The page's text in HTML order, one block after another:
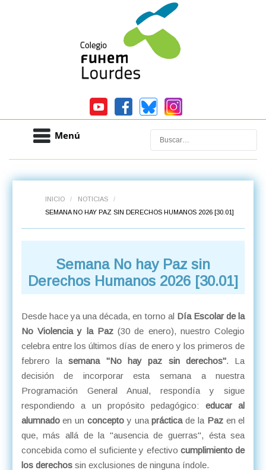
Menú Buscar
INICIO / NOTICIAS
/
SEMANA NO HAY PAZ SIN DERECHOS HUMANOS 2026 [30.01]
Semana No hay Paz sin
Derechos Humanos 2026 [30.01]
Desde hace ya una década, en torno al Día Escolar de la
No Violencia y la Paz(30 de enero), nuestro Colegio
celebra entre los últimos días de enero y los primeros de
febrero lasemana "No hay paz sin derechos". La
decisión de incorporar esta semana a nuestra
Programación General Anual, respondía y sigue
respondiendo a un propósito pedagógico: educar al
alumnadoen unconcepto y unaprácticade la Pazen el
que, más allá de la "ausencia de guerras", ésta sea
concebida como el suficiente y efectivo cumplimiento de
los derechossin exclusiones de ninguna índole.